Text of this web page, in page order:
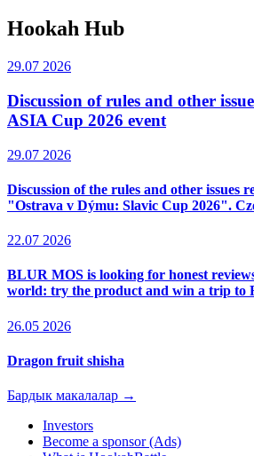
Hookah Hub
29.07 2026
Discussion of rules and other
ASIA Cup 2026 event
29.07 2026
Discussion of the rules and other issues
"Ostrava v Dýmu: Slavic Cup 2026".
22.07 2026
BLUR MOS is looking for honest
world: try the product and win a trip to
26.05 2026
Dragon fruit shisha
Бардык макалалар →
Investors
Become a sponsor (Ads)